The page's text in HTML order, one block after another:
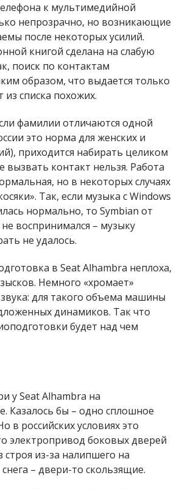
к мультимедийной
непрозрачно, но возникающие
после некоторых усилий.
книгой сделана на слабую
поиск по контактам
образом, что выдается только
списка похожих.
фамилии отличаются одной
это норма для женских и
приходится набирать целиком
контакт нельзя. Работа
но в некоторых случаях
Так, если музыка с Windows
нормально, то Symbian от
воспринимался – музыку
не удалось.
в Seat Alhambra неплоха,
Немного «хромает»
для такого объема машины
динамиков. Так что
будет над чем
у Seat Alhambra на
Казалось бы – одно сплошное
в российских условиях это
электропривод боковых дверей
из-за налипшего на
снега – двери-то скользящие.